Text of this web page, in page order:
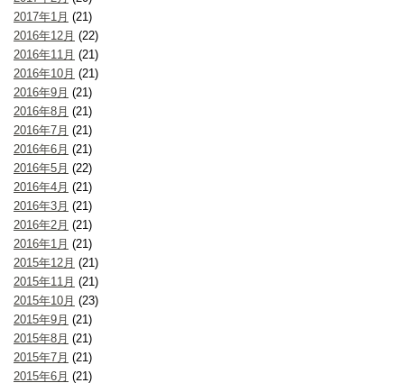
2017年1月 (21)
2016年12月 (22)
2016年11月 (21)
2016年10月 (21)
2016年9月 (21)
2016年8月 (21)
2016年7月 (21)
2016年6月 (21)
2016年5月 (22)
2016年4月 (21)
2016年3月 (21)
2016年2月 (21)
2016年1月 (21)
2015年12月 (21)
2015年11月 (21)
2015年10月 (23)
2015年9月 (21)
2015年8月 (21)
2015年7月 (21)
2015年6月 (21)